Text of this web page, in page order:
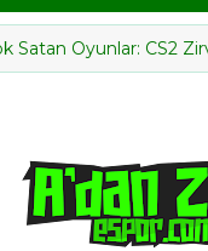
CS2 Zirvede